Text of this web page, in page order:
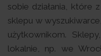
sobie działania, które
sklepu w
użytkownikom.
lokalnie, np. we